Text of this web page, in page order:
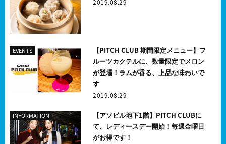
2019.08.29
EVENTS
【PITCH CLUB 期間限定メニュー】フ
ルーツカクテルに、数量限定でメロン
が登場！ラムが香る、上品な味わいで
す
2019.08.29
INFORMATION
【アソビル地下1階】PITCH CLUBに
て、レディースデー開始！毎週金曜日
がお得です！